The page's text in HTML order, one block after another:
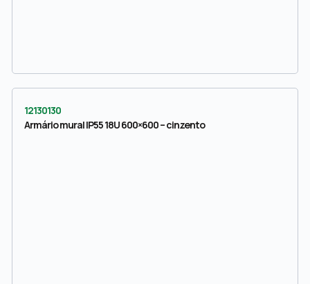
12130130
Armário mural IP55 18U 600×600 – cinzento